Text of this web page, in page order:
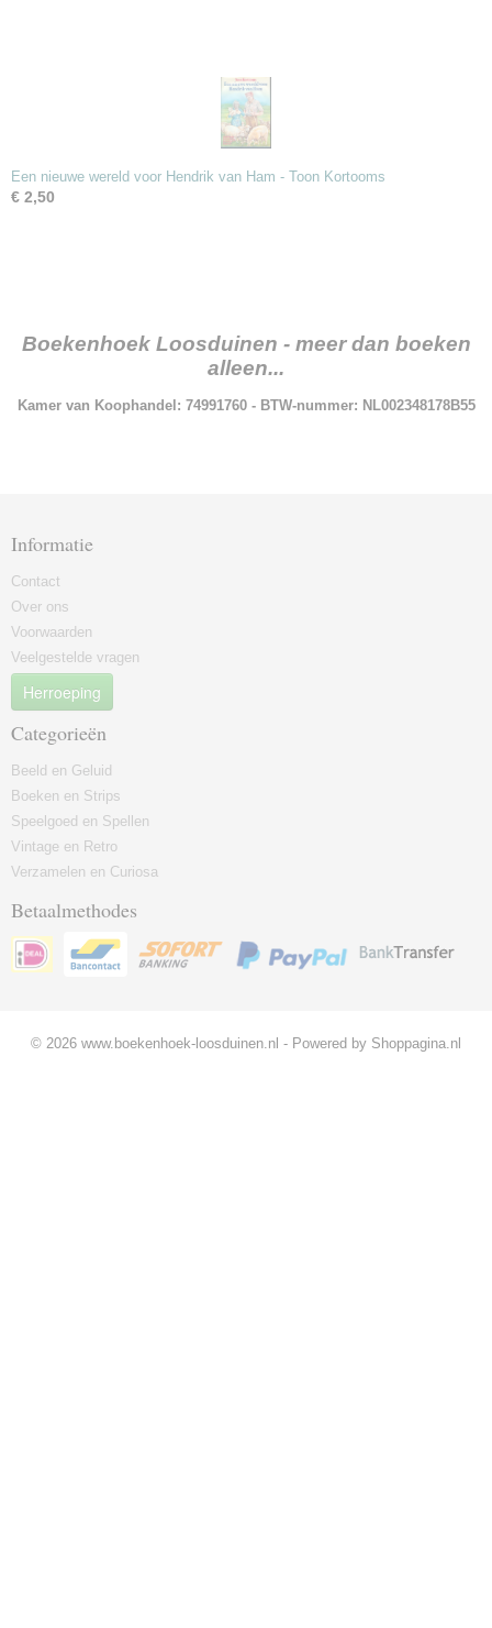
Een nieuwe wereld voor Hendrik van Ham - Toon Kortooms
€ 2,50
Boekenhoek Loosduinen - meer dan boeken
alleen...
Kamer van Koophandel: 74991760 - BTW-nummer: NL002348178B55
Informatie
Contact
Over ons
Voorwaarden
Veelgestelde vragen
Herroeping
Categorieën
Beeld en Geluid
Boeken en Strips
Speelgoed en Spellen
Vintage en Retro
Verzamelen en Curiosa
Betaalmethodes
© 2026 www.boekenhoek-loosduinen.nl - Powered by Shoppagina.nl